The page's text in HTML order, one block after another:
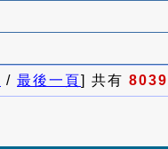
/ 最後一頁] 共有 8039